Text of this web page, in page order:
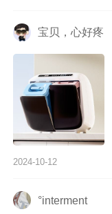
宝贝，心好疼
2024-10-12
°interment